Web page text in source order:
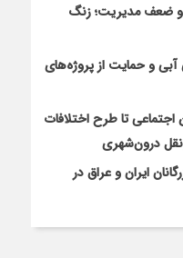
و ضعف مدیریت؛ زنگ
و حمایت از پروژه‌های
اجتماعی تا طرح اختلافات
درون‌شهری
ایران و عراق در